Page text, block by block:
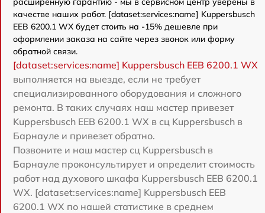
качестве наших работ. [dataset:services:name] Kuppersbusch
EEB 6200.1 WX будет стоить на -15% дешевле при
оформлении заказа на сайте через звонок или форму
обратной связи.
[dataset:services:name] Kuppersbusch EEB 6200.1 WX
выполняется на выезде, если не требует
специализированного оборудования и сложного
ремонта. В таких случаях наш мастер привезет
Kuppersbusch EEB 6200.1 WX в сц Kuppersbusch в
Барнауле и привезет обратно.
Позвоните и наш мастер сц Kuppersbusch в
Барнауле проконсультирует и определит стоимость
работ над духового шкафа Kuppersbusch EEB 6200.1
WX. [dataset:services:name] Kuppersbusch EEB
6200.1 WX по нашей статистике в среднем